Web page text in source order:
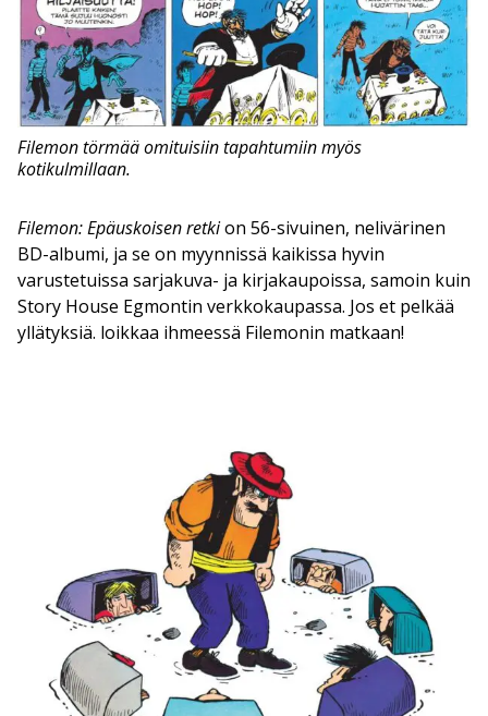
Filemon törmää omituisiin tapahtumiin myös
kotikulmillaan.
Filemon: Epäuskoisen retkion 56-sivuinen, nelivärinen
BD-albumi, ja se on myynnissä kaikissa hyvin
varustetuissa sarjakuva- ja kirjakaupoissa, samoin kuin
Story House Egmontin verkkokaupassa. Jos et pelkää
yllätyksiä. loikkaa ihmeessä Filemonin matkaan!